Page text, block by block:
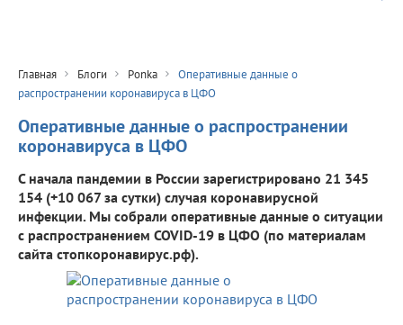
Главная Блоги Ponka
Оперативные данные о
распространении коронавируса в ЦФО
Оперативные данные о распространении
коронавируса в ЦФО
С начала пандемии в России зарегистрировано 21 345
154 (+10 067 за сутки) случая коронавирусной
инфекции. Мы собрали оперативные данные о ситуации
с распространением COVID-19 в ЦФО (по материалам
сайта стопкоронавирус.рф).